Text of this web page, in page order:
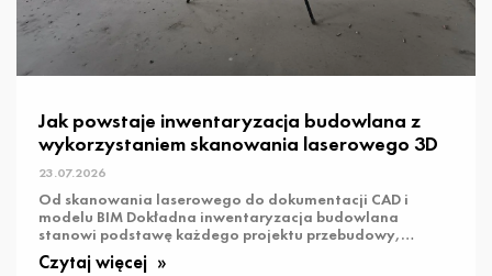
Jak powstaje inwentaryzacja budowlana z
wykorzystaniem skanowania laserowego 3D
23.07.2026
Od skanowania laserowego do dokumentacji CAD i
modelu BIM Dokładna inwentaryzacja budowlana
stanowi podstawę każdego projektu przebudowy,
modernizacji lub adaptacji istniejącego obiektu. ...
Czytaj więcej